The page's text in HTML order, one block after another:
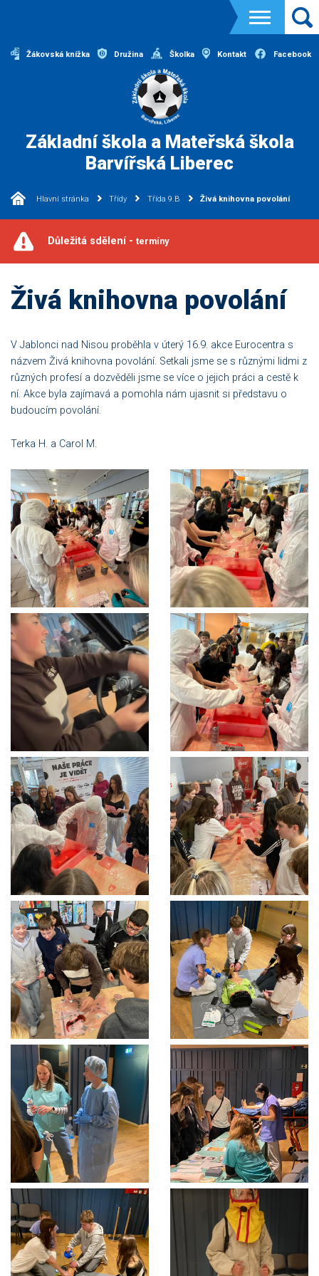
Žákovská knížka Družina Školka Kontakt Facebook
Základní škola a Mateřská škola
Barvířská Liberec
Hlavní stránka Třídy Třída 9.B Živá knihovna povolání
Důležitá sdělení - termíny
Živá knihovna povolání
V Jablonci nad Nisou proběhla v úterý 16.9. akce Eurocentra s
názvem Živá knihovna povolání. Setkali jsme se s různými lidmi z
různých profesí a dozvěděli jsme se více o jejich práci a cestě k
ní. Akce byla zajímavá a pomohla nám ujasnit si představu o
budoucím povolání.
Terka H. a Carol M.